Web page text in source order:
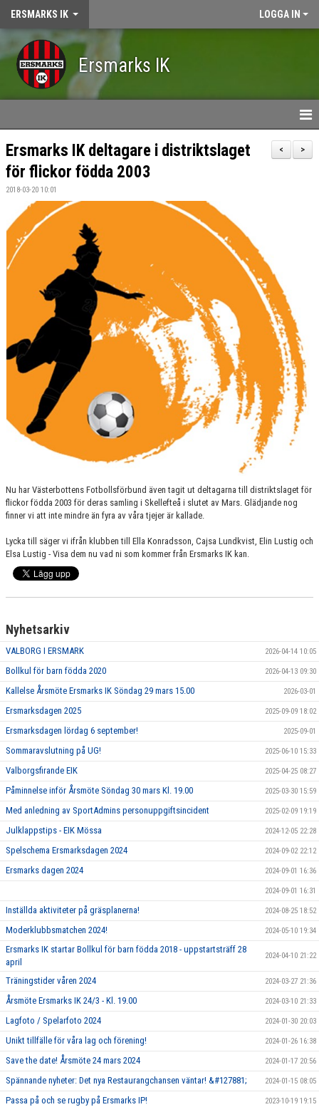
ERSMARKS IK LOGGA IN
Ersmarks IK
HEM
NYHETER
KALENDER
OM ERSMARKS IK
MEDLEMSKAP
VÅRA LAG/LEDARE
MATCHER
LÄNKAR
KONTAKT
DOKUMENT
RUTINER/POLICY
EKONOMI
VERKSAMHET
ANLÄGGNINGAR
>
<
Ersmarks IK deltagare i distriktslaget
för flickor födda 2003
2018-03-20 10:01
Nu har Västerbottens Fotbollsförbund även tagit ut deltagarna till distriktslaget för
flickor födda 2003 för deras samling i Skellefteå i slutet av Mars. Glädjande nog
finner vi att inte mindre än fyra av våra tjejer är kallade.
Lycka till säger vi ifrån klubben till Ella Konradsson, Cajsa Lundkvist, Elin Lustig och
Elsa Lustig - Visa dem nu vad ni som kommer från Ersmarks IK kan.
Nyhetsarkiv
VALBORG I ERSMARK 2026-04-14 10:05
Bollkul för barn födda 2020 2026-04-13 09:30
Kallelse Årsmöte Ersmarks IK Söndag 29 mars 15.00 2026-03-01
Ersmarksdagen 2025 2025-09-09 18:02
Ersmarksdagen lördag 6 september! 2025-09-01
Sommaravslutning på UG! 2025-06-10 15:33
Valborgsfirande EIK 2025-04-25 08:27
Påminnelse inför Årsmöte Söndag 30 mars Kl. 19.00 2025-03-30 15:59
Med anledning av SportAdmins personuppgiftsincident 2025-02-09 19:19
Julklappstips - EIK Mössa 2024-12-05 22:28
Spelschema Ersmarksdagen 2024 2024-09-02 22:12
Ersmarks dagen 2024 2024-09-01 16:36
2024-09-01 16:31
Inställda aktiviteter på gräsplanerna! 2024-08-25 18:52
Moderklubbsmatchen 2024! 2024-05-10 19:34
Ersmarks IK startar Bollkul för barn födda 2018 - uppstartsträff 28
april
2024-04-10 21:22
Träningstider våren 2024 2024-03-27 21:36
Årsmöte Ersmarks IK 24/3 - Kl. 19.00 2024-03-10 21:33
Lagfoto / Spelarfoto 2024 2024-01-30 20:03
Unikt tillfälle för våra lag och förening! 2024-01-26 16:38
Save the date! Årsmöte 24 mars 2024 2024-01-17 20:56
Spännande nyheter: Det nya Restaurangchansen väntar! &#127881; 2024-01-15 08:05
Passa på och se rugby på Ersmarks IP! 2023-10-19 19:15